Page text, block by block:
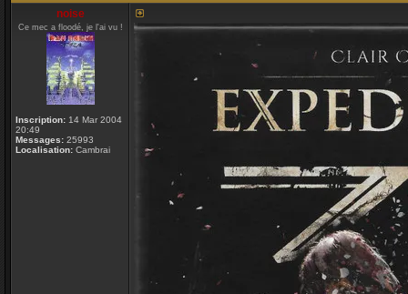
noise
Ce mec a floodé, je l'ai vu !
Inscription: 14 Mar 2004
20:49
Messages: 25993
Localisation: Cambrai